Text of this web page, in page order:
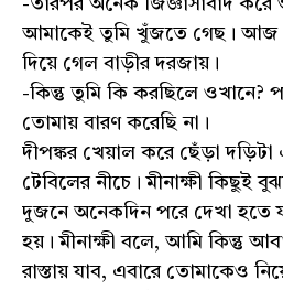
-তারপর অনেক জিজ্ঞাসাবাদ করে
আমাকেই তুমি খুঁজতে গেছ। আজ
দিয়ে গেল বাড়ীর দরজায়।
-কিন্তু তুমি কি করছিলে ওখানে?
তোমায় বারণ করেছি না।
দীপঙ্কর খেয়াল করে ছেঁড়া
টেবিলের নীচে। মীনাক্ষী কিছুই
দুজনে অনেকদিন পরে দেখা হতে
হয়। মীনাক্ষী বলে, আমি কিন্তু
রাস্তায় যাব, এবারে তোমাকেও